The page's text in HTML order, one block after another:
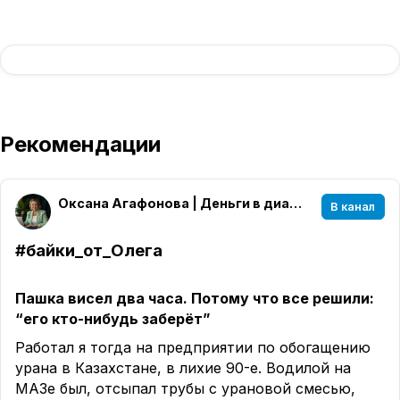
Рекомендации
Оксана Агафонова | Деньги в диалогах В канал
#байки_от_Олега
Пашка висел два часа. Потому что все решили:
“его кто-нибудь заберёт”
Работал я тогда на предприятии по обогащению
урана в Казахстане, в лихие 90-е. Водилой на
МАЗе был, отсыпал трубы с урановой смесью,